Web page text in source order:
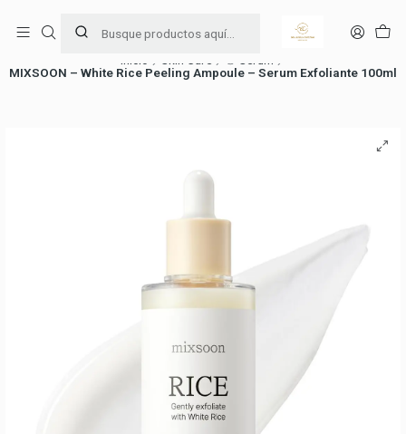
MIXSOON – White Rice Peeling Ampoule – Serum Exfoliante 100ml